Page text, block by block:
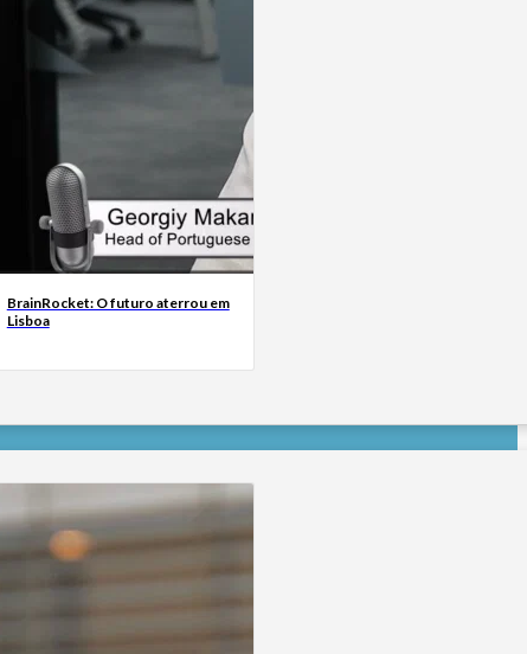
BrainRocket: O futuro aterrou em
Lisboa